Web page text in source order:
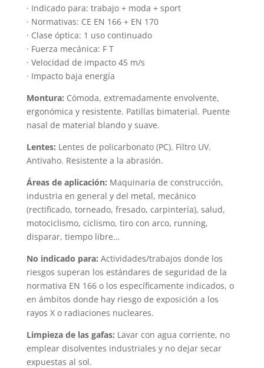
· Indicado para: trabajo + moda + sport
· Normativas: CE EN 166 + EN 170
· Clase óptica: 1 uso continuado
· Fuerza mecánica: F T
· Velocidad de impacto 45 m/s
· Impacto baja energía
Montura: Cómoda, extremadamente envolvente,
ergonómica y resistente. Patillas bimaterial. Puente
nasal de material blando y suave.
Lentes: Lentes de policarbonato (PC). Filtro UV.
Antivaho. Resistente a la abrasión.
Áreas de aplicación: Maquinaria de construcción,
industria en general y del metal, mecánico
(rectificado, torneado, fresado, carpintería), salud,
motociclismo, ciclismo, tiro con arco, running,
disparar, tiempo libre…
No indicado para: Actividades/trabajos donde los
riesgos superan los estándares de seguridad de la
normativa EN 166 o los específicamente indicados, o
en ámbitos donde hay riesgo de exposición a los
rayos X o radiaciones nucleares.
Limpieza de las gafas: Lavar con agua corriente, no
emplear disolventes industriales y no dejar secar
expuestas al sol.